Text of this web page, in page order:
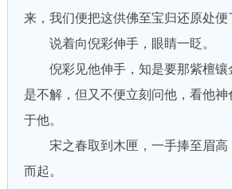
来，我们便把这供佛至宝归还原处便
说着向倪彩伸手，眼睛一眨。
倪彩见他伸手，知是要那紫檀镶
是不解，但又不便立刻问他，看他
于他。
宋之春取到木匣，一手捧至眉高
而起。